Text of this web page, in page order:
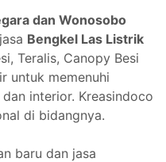
dan Wonosobo
Bengkel Las Listrik
Teralis, Canopy Besi
untuk memenuhi
interior. Kreasindoco
di bidangnya.
baru dan jasa